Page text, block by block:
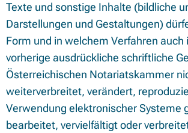
Texte und sonstige Inhalte (bildliche
Darstellungen und Gestaltungen)
Form und in welchem Verfahren auch
vorherige ausdrückliche schriftliche
Österreichischen Notariatskammer
weiterverbreitet, verändert,
Verwendung elektronischer Systeme
bearbeitet, vervielfältigt oder